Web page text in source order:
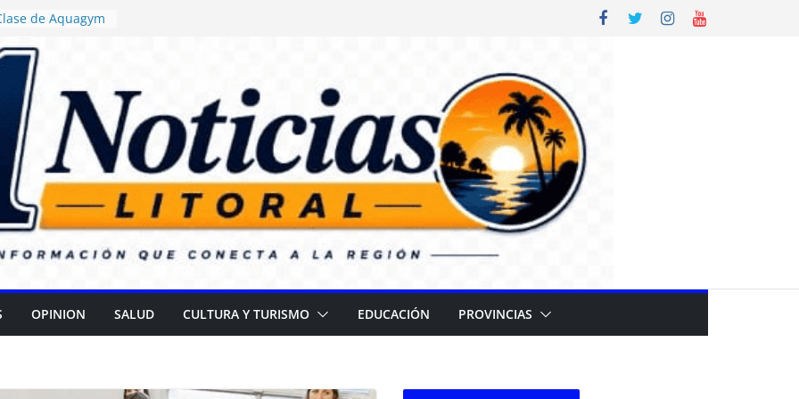
de Aquagym
ordenó
alimentos con
en escuelas
Rossi
Centro de Salud
para
Día de las
OPINION SALUD CULTURA Y TURISMO EDUCACIÓN PROVINCIAS